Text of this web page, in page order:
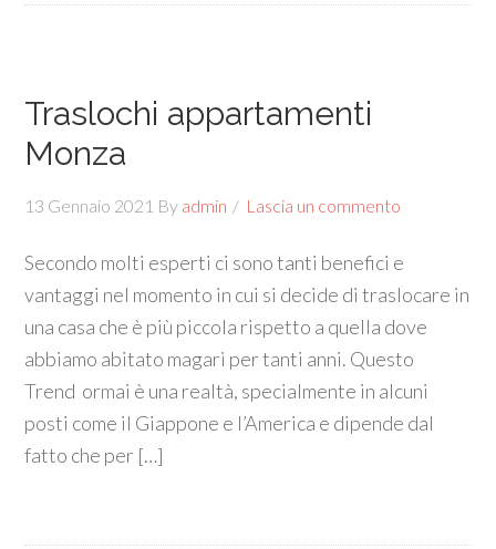
Traslochi appartamenti
Monza
13 Gennaio 2021 By admin Lascia un commento
Secondo molti esperti ci sono tanti benefici e
vantaggi nel momento in cui si decide di traslocare in
una casa che è più piccola rispetto a quella dove
abbiamo abitato magari per tanti anni. Questo
Trend ormai è una realtà, specialmente in alcuni
posti come il Giappone e l’America e dipende dal
fatto che per […]